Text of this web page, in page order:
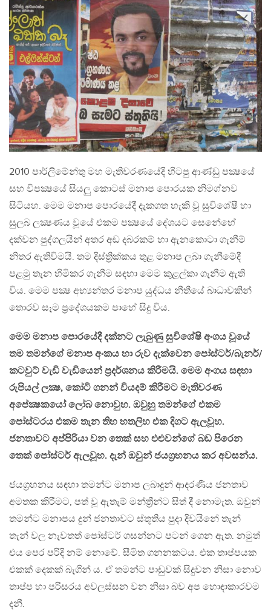
2010 පාර්ලිමේන්තු මහ මැතිවරණයේදි හිටපු ආණ්ඩු පක්‍ෂයේ
සහ විපක්‍ෂයේ සියලු කොටස් මනාප පොරයක නිමග්නව
සිටියහ. මෙම මනාප පොරයේදී දැකගත හැකි වූ සුවිශේෂී හා
සුලබ ලක්‍ෂණය වූයේ එකම පක්‍ෂයේ දේශයට සෙනේහේ
දක්වන පුද්ගලයින් අතර අඬ දබරකම් හා ඇනකොටා ගැනීම්
නිතර ඇතිවිමයි. තම දිස්ත්‍රික්කය තුළ මනාප ලබා ගැනීමේදී
පළමු තැන හිමිකර ගැනීම සඳහා මෙම කුළල්කා ගැනීම ඇති
විය. මෙම පක්‍ෂ අභ්‍යන්තර මනාප යුද්ධය නීතීයේ බාධාවකින්
තොරව සෑම ප්‍රදේශයකම පාහේ සිදු විය.
මෙම මනාප පොරයේදී දක්නට ලැබුණු සුවිශේෂි අංගය වූයේ
තම තමන්ගේ මනාප අංකය හා රුව දැක්වෙන පෝස්ටර්/බැනර්/
කටවුට් වැඩි වැඩියෙන් ප්‍රදර්ශනය කිරීමයි. මෙම අංගය සඳහා
රුපියල් ලක්‍ෂ, කෝටි ගනන් වියදම් කිරීමට මැතිවරණ
අපේක්‍ෂකයෝ ලෝබ නොවුහ. ඔවුහු තමන්ගේ එකම
පෝස්ටරය එකම තැන තිහ හතලිහ එක දිගට ඇලවූහ.
ජනතාවට අප්පිරියා වන තෙක් සහ එළුවන්ගේ බඩ පිරෙන
තෙක් පෝස්ටර් ඇලවූහ. දැන් ඔවුන් ජයග්‍රහනය කර අවසන්ය.
ජයග්‍රහනය සඳහා තමන්ට මනාප ලබාදුන් ආදරණීය ජනතාව
අමතක කිරීමට, පත් වූ ඇතැම් මන්ත්‍රීන්ට සිත් දී නොමැත. ඔවුන්
තමන්ට මනාපය දුන් ජනතාවට ස්තූතිය පුදා දිවයිනේ තැන්
තැන් වල නැවතත් පෝස්ටර් ගසන්නට පටන් ගෙන ඇත. නමුත්
එය පෙර පරිදි නම් නොවේ. සීමිත ගනනකටය. එක තාප්පයක
එකක් දෙකක් බැගින් ය. ඒ තමන්ට පාඩුවක් සිදුවන නිසා නොව
තාප්ප හා පරිසරය අවලස්සන වන නිසා බව අප හොඳාකාරවම
දනී.